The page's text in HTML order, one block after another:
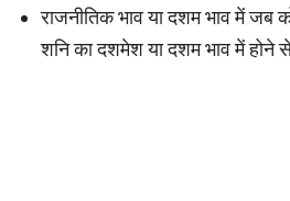
राजनीतिक भाव या दशम भाव में जब
शनि का दशमेश या दशम भाव में होने